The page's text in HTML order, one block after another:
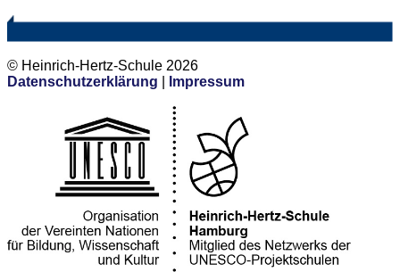
© Heinrich-Hertz-Schule 2026
Datenschutzerklärung
Impressum